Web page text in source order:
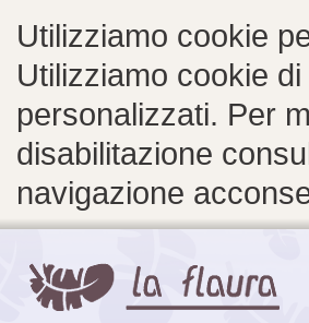
Utilizziamo cookie
Utilizziamo cookie
personalizzati. Per
disabilitazione
navigazione